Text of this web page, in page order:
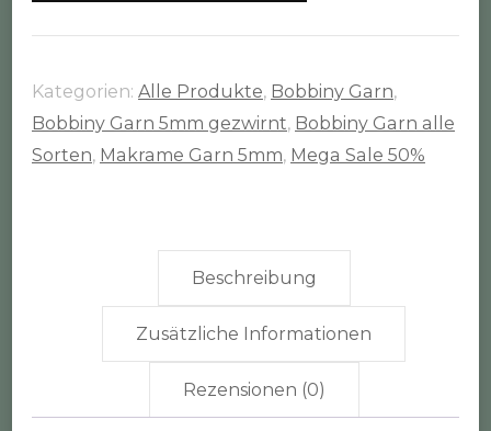
gezwirnt)
Menge
Kategorien: Alle Produkte, Bobbiny Garn,
Bobbiny Garn 5mm gezwirnt, Bobbiny Garn alle
Sorten, Makrame Garn 5mm, Mega Sale 50%
Beschreibung
Zusätzliche Informationen
Rezensionen (0)